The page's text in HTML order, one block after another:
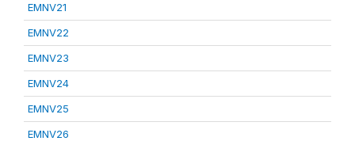
EMNV21
EMNV22
EMNV23
EMNV24
EMNV25
EMNV26